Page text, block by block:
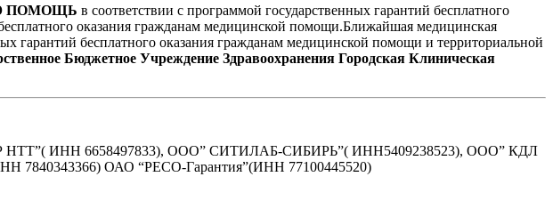
ПОМОЩЬ в соответствии с программой государственных гарантий бесплатного
оказания гражданам медицинской помощи.Ближайшая медицинская
гарантий бесплатного оказания гражданам медицинской помощи и территориальной
Бюджетное Учреждение Здравоохранения Городская Клиническая
ИНН 6658497833), ООО” СИТИЛАБ-СИБИРЬ”( ИНН5409238523), ООО” КДЛ
ОАО “РЕСО-Гарантия”(ИНН 77100445520)